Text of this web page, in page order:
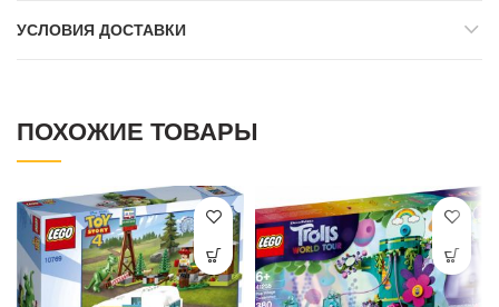
УСЛОВИЯ ДОСТАВКИ
ПОХОЖИЕ ТОВАРЫ